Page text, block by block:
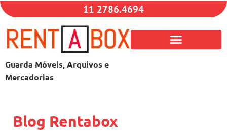
11 2786.4694
Guarda Móveis, Arquivos e
Mercadorias
Blog Rentabox